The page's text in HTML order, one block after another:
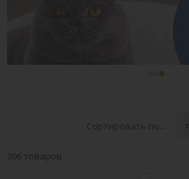
Сортировать по...
306 товаров